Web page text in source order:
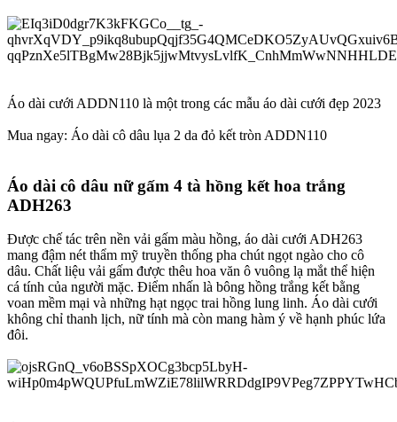
Áo dài cưới ADDN110 là một trong các mẫu áo dài cưới đẹp 2023
Mua ngay: Áo dài cô dâu lụa 2 da đỏ kết tròn ADDN110
Áo dài cô dâu nữ gấm 4 tà hồng kết hoa trắng
ADH263​
Được chế tác trên nền vải gấm màu hồng, áo dài cưới ADH263
mang đậm nét thẩm mỹ truyền thống pha chút ngọt ngào cho cô
dâu. Chất liệu vải gấm được thêu hoa văn ô vuông lạ mắt thể hiện
cá tính của người mặc. Điểm nhấn là bông hồng trắng kết bằng
voan mềm mại và những hạt ngọc trai hồng lung linh. Áo dài cưới
không chỉ thanh lịch, nữ tính mà còn mang hàm ý về hạnh phúc lứa
đôi.